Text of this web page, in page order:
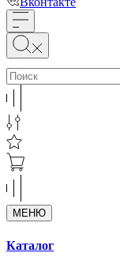
МЕНЮ
Каталог